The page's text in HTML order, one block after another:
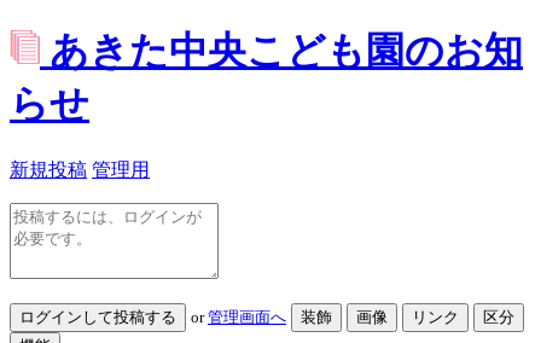
あきた中央こども園のお知
らせ
新規投稿 管理用
or管理画面へ